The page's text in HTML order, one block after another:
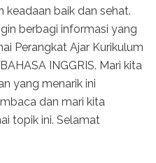
keadaan baik dan sehat.
berbagi informasi yang
Perangkat Ajar Kurikulum
INGGRIS. Mari kita
yang menarik ini
dan mari kita
topik ini. Selamat